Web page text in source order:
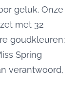
geluk. Onze
met 32
goudkleuren:
Spring
verantwoord,